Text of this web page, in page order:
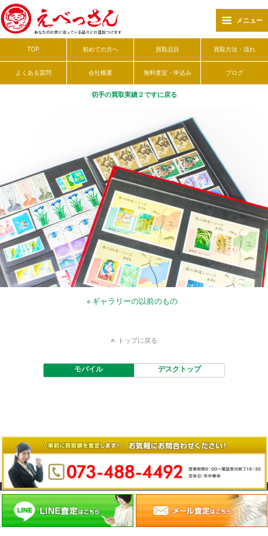
メニュー
TOP 初めての方へ 買取品目 買取方法・流れ
よくある質問 会社概要 無料査定・申込み ブログ
切手の買取実績２ですに戻る
« ギャラリーの以前のもの
トップに戻る
モバイル デスクトップ